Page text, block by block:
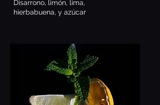
Disarrono, limón, lima,
hierbabuena, y azúcar